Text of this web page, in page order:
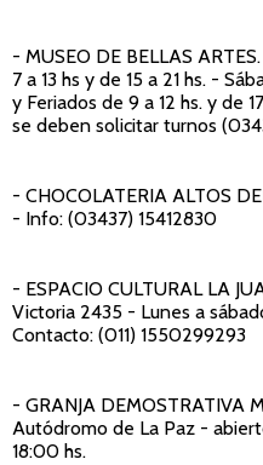
- MUSEO DE BELLAS ARTES
7 a 13 hs y de 15 a 21 hs. -
y Feriados de 9 a 12 hs. y de
se deben solicitar turnos
- CHOCOLATERIA ALTOS
- Info: (03437) 15412830
- ESPACIO CULTURAL LA
Victoria 2435 - Lunes a
Contacto: (011) 1550299293
- GRANJA DEMOSTRATIVA
Autódromo de La Paz -
18:00 hs.